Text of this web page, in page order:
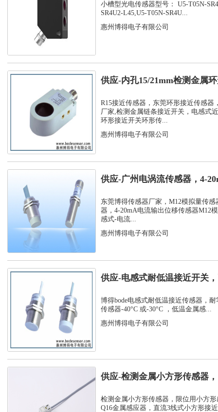
小槽型光电传感器型号： U5-T05N-
SR4U2-L45,U5-T05N-SR4U...
惠州博得电子有限公司
供应-内孔15/21mm检测金属
孔环...
R15接近传感器，东莞环形接近传感器
厂家,检测金属链条接近开关，电感式
环形接近开关环形传...
惠州博得电子有限公司
供应-广州电涡流传感器，4-
位移传...
东莞博得传感器厂家，M12模拟量传
器，4-20mA电流输出位移传感器M12
感式-电流...
惠州博得电子有限公司
供应-电感式耐低温接近开关
温接近传...
博得bode电感式耐低温接近传感器，
传感器-40°C 或-30°C ，低温金属感...
惠州博得电子有限公司
供应-检测金属小方形传感器
感应器
检测金属小方形传感器，限位用小方
Q16金属感应器，直流3线式小方形接